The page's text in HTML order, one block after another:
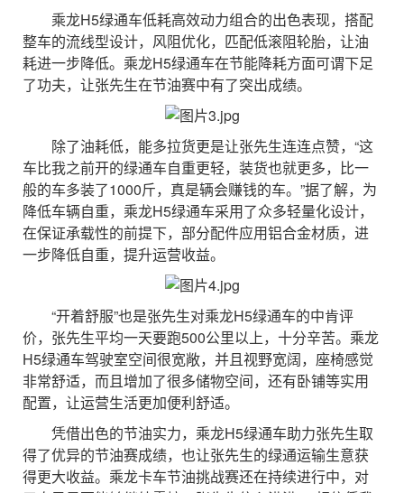
乘龙H5绿通车低耗高效动力组合的出色表现，搭配
整车的流线型设计，风阻优化，匹配低滚阻轮胎，让油
耗进一步降低。乘龙H5绿通车在节能降耗方面可谓下足
了功夫，让张先生在节油赛中有了突出成绩。
除了油耗低，能多拉货更是让张先生连连点赞，“这
车比我之前开的绿通车自重更轻，装货也就更多，比一
般的车多装了1000斤，真是辆会赚钱的车。”据了解，为
降低车辆自重，乘龙H5绿通车采用了众多轻量化设计，
在保证承载性的前提下，部分配件应用铝合金材质，进
一步降低自重，提升运营收益。
“开着舒服”也是张先生对乘龙H5绿通车的中肯评
价，张先生平均一天要跑500公里以上，十分辛苦。乘龙
H5绿通车驾驶室空间很宽敞，并且视野宽阔，座椅感觉
非常舒适，而且增加了很多储物空间，还有卧铺等实用
配置，让运营生活更加便利舒适。
凭借出色的节油实力，乘龙H5绿通车助力张先生取
得了优异的节油赛成绩，也让张先生的绿通运输生意获
得更大收益。乘龙卡车节油挑战赛还在持续进行中，对